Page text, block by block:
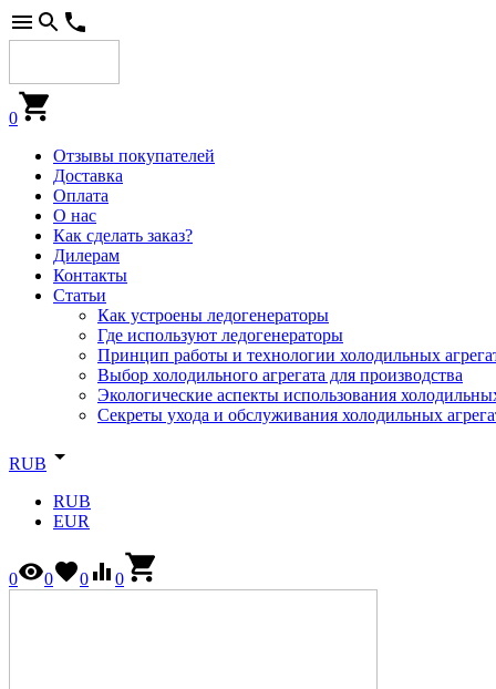
0
Отзывы покупателей
Доставка
Оплата
О нас
Как сделать заказ?
Дилерам
Контакты
Статьи
Как устроены ледогенераторы
Где используют ледогенераторы
Принцип работы и технологии холодильных
Выбор холодильного агрегата для производства
Экологические аспекты использования
Секреты ухода и обслуживания холодильных
RUB
RUB
EUR
0 0 0 0